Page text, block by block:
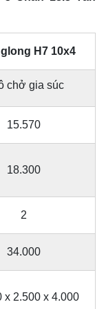
H7 10x4
chở gia súc
15.570
18.300
2
34.000
x 2.500 x 4.000